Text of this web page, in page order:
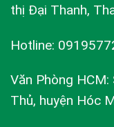
thị Đại Thanh,
Hotline:
Văn Phòng
Thủ, huyện Hóc